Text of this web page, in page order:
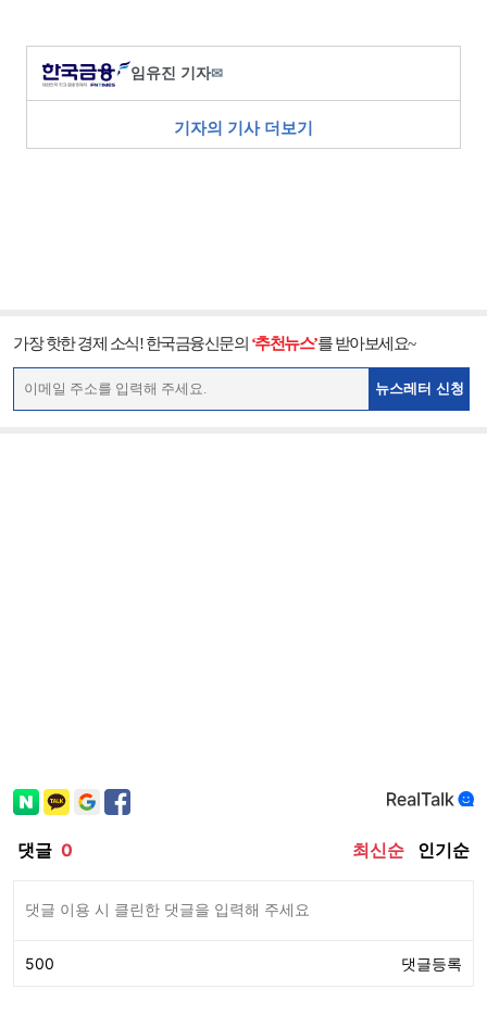
임유진 기자✉
기자의 기사 더보기
가장 핫한 경제 소식! 한국금융신문의 ‘추천뉴스’를 받아보세요~
뉴스레터 신청